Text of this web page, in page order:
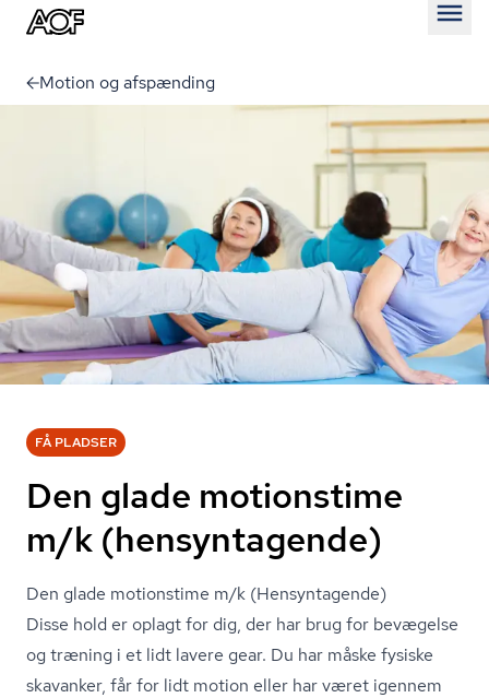
Motion og afspænding
FÅ PLADSER
Den glade motionstime
m/k (hensyntagende)
Den glade motionstime m/k (Hensyntagende)
Disse hold er oplagt for dig, der har brug for bevægelse
og træning i et lidt lavere gear. Du har måske fysiske
skavanker, får for lidt motion eller har været igennem